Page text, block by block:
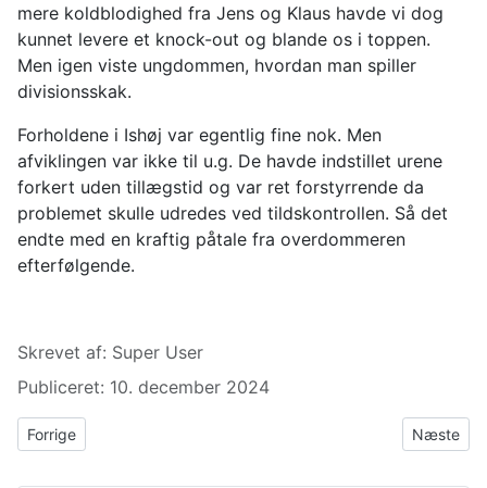
mere koldblodighed fra Jens og Klaus havde vi dog
kunnet levere et knock-out og blande os i toppen.
Men igen viste ungdommen, hvordan man spiller
divisionsskak.
Forholdene i Ishøj var egentlig fine nok. Men
afviklingen var ikke til u.g. De havde indstillet urene
forkert uden tillægstid og var ret forstyrrende da
problemet skulle udredes ved tildskontrollen. Så det
endte med en kraftig påtale fra overdommeren
efterfølgende.
Detaljer
Skrevet af: Super User
Publiceret: 10. december 2024
Forrige artikel: Billigt sluppet
Forrige Næste
Næste